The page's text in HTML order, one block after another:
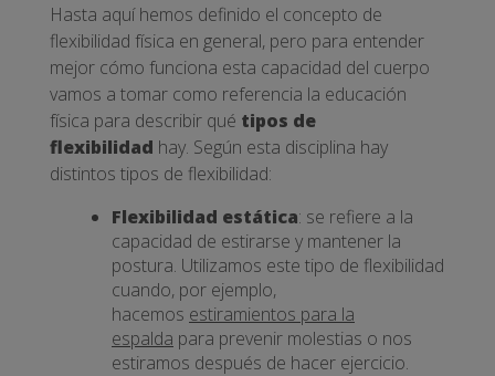
Hasta aquí hemos definido el concepto de
flexibilidad física en general, pero para entender
mejor cómo funciona esta capacidad del cuerpo
vamos a tomar como referencia la educación
física para describir qué tipos de
flexibilidad hay. Según esta disciplina hay
distintos tipos de flexibilidad:
Flexibilidad estática: se refiere a la
capacidad de estirarse y mantener la
postura. Utilizamos este tipo de flexibilidad
cuando, por ejemplo,
hacemos estiramientos para la
espalda para prevenir molestias o nos
estiramos después de hacer ejercicio.